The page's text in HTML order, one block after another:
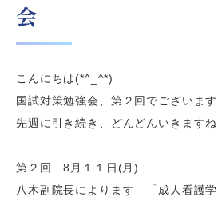
会
こんにちは(*^_^*)
国試対策勉強会、第２回でございます
先週に引き続き、どんどんいきますね
第２回 8月１１日(月)
八木副院長によります 「成人看護学